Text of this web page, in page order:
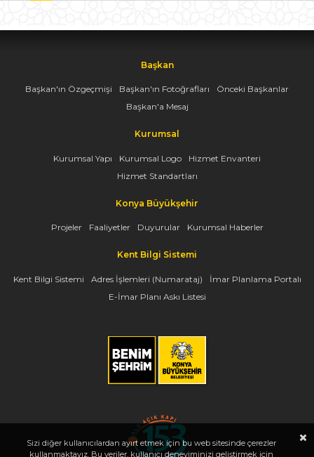
Başkan
Başkan'ın Özgeçmişi Başkan'ın Fotoğrafları
Önceki Başkanlar
Başkan'a Mesaj
Kurumsal
Kurumsal Yapı Kurumsal Logo
Hizmet Envanteri
Hizmet Standartları
Konya Büyükşehir
Projeler Faaliyetler Duyurular Kurumsal Haberler
Kent Bilgi Sistemi
Kent Bilgi Sistemi Adres İşlemleri (Numarataj)
İmar Planlama Portalı
E-İmar Planı Askı Listesi
Sizi diğer kullanıcılardan ayırt etmek için bu web sitesinde çerezler
kullanmaktayız. Bu veriler, kullanıcı deneyiminizi geliştirmek için